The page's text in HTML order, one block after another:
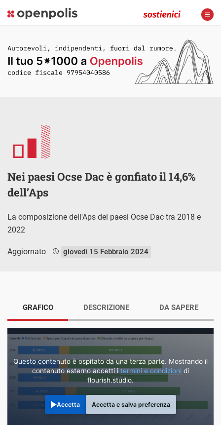
Nei paesi Ocse Dac è gonfiato il 14,6%
dell’Aps
La composizione dell'Aps dei paesi Ocse Dac tra 2018 e
2022
Aggiornato giovedì 15 Febbraio 2024
GRAFICO
Questo contenuto è ospitato da una terza parte. Mostrando il
contenuto esterno accetti i termini e condizioni di
flourish.studio.
Accetta Accetta e salva preferenza
DESCRIZIONE DA SAPERE